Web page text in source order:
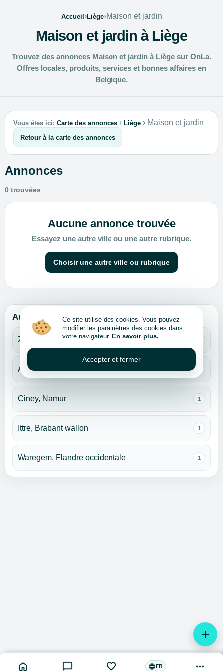
add
home chat_bubble favorite languageFR more_horiz
Accueil›Liège›Maison et jardin
Maison et jardin à Liège
Trouvez des annonces Maison et jardin à Liège sur OnLa.
Offres locales, produits, services et bonnes affaires en
Belgique.
Vous êtes ici: Carte des annonces › Liège › Maison et jardin
Retour à la carte des annonces
Annonces
0 trouvées
Aucune annonce trouvée
Essayez une autre ville ou une autre rubrique.
Choisir une autre ville ou rubrique
Autres villes pour cette rubrique
Zaventem, Brabant flamand
Anderlecht, Bruxelles
Ciney, Namur 1
Ittre, Brabant wallon 1
Waregem, Flandre occidentale 1
Ce site utilise des cookies. Vous pouvez
modifier les paramètres des cookies dans
votre navigateur. En savoir plus.
Accepter et fermer